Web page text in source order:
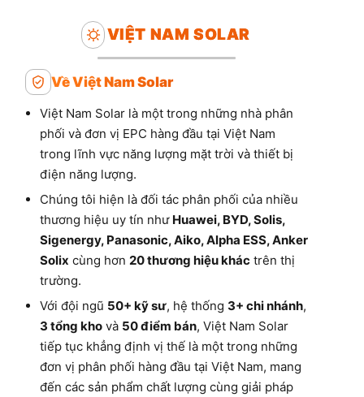
VIỆT NAM SOLAR
Về Việt Nam Solar
Việt Nam Solar là một trong những nhà phân
phối và đơn vị EPC hàng đầu tại Việt Nam
trong lĩnh vực năng lượng mặt trời và thiết bị
điện năng lượng.
Chúng tôi hiện là đối tác phân phối của nhiều
thương hiệu uy tín như Huawei, BYD, Solis,
Sigenergy, Panasonic, Aiko, Alpha ESS, Anker
Solix cùng hơn 20 thương hiệu khác trên thị
trường.
Với đội ngũ 50+ kỹ sư, hệ thống 3+ chi nhánh,
3 tổng kho và 50 điểm bán, Việt Nam Solar
tiếp tục khẳng định vị thế là một trong những
đơn vị phân phối hàng đầu tại Việt Nam, mang
đến các sản phẩm chất lượng cùng giải pháp